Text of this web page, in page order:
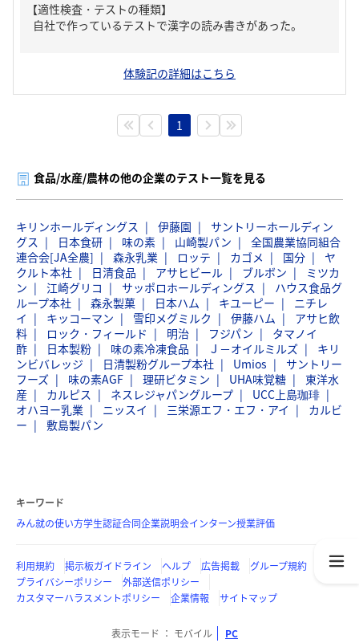
【適性検査・テストの種類】
自社で作っているテストで漢字の読み書きがあった。
体験記の詳細はこちら
1
食品/水産/農林の他の企業のテスト一覧を見る
キリンホールディングス 伊藤園
サントリーホールディン
グス
日本食研 味の素 山崎製パン
全国農業協同組合
連合会[JA全農]
森永乳業 ロッテ カゴメ 国分
ヤ
クルト本社
日清食品 アサヒビール ブルボン
ミツカ
ン
江崎グリコ サッポロホールディングス
ハウス食品グ
ループ本社
森永製菓 日本ハム キユーピー
ニチレ
イ
キッコーマン 雪印メグミルク 伊藤ハム
アサヒ飲
料
ロック・フィールド 明治 フジパン
タマノイ
酢
日本製粉 味の素冷凍食品 Ｊ－オイルミルズ
キリ
ンビバレッジ
日清製粉グループ本社 Umios
サントリー
フーズ
味の素AGF 理研ビタミン UHA味覚糖
東洋水
産
カルピス ネスレジャパングループ
UCC上島珈琲
オハヨー乳業
ニッスイ 三栄源エフ・エフ・アイ
カルビ
ー
敷島製パン
キーワード
みん就の使い方学生認証合同企業説明会インターン授業評価
利用規約 掲示板ガイドライン ヘルプ 広告掲載
グループ規約
プライバシーポリシー
外部送信ポリシー
カスタマーハラスメントポリシー
企業情報 サイトマップ
表示モード モバイル PC